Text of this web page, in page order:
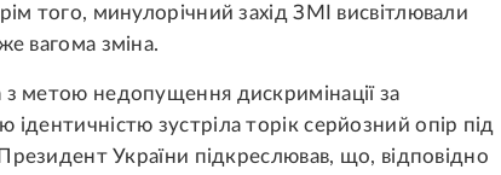
того, минулорічний захід ЗМІ висвітлювали
вагома зміна.
метою недопущення дискримінації за
зустріла торік серйозний опір під
України підкреслював, що, відповідно